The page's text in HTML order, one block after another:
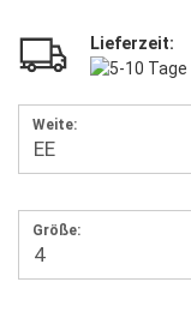
Lieferzeit:
Weite:
Größe: